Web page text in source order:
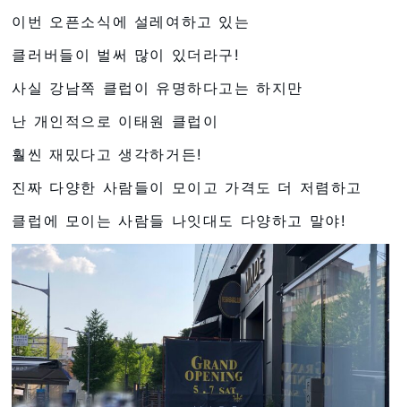
이번 오픈소식에 설레여하고 있는
클러버들이 벌써 많이 있더라구!
사실 강남쪽 클럽이 유명하다고는 하지만
난 개인적으로 이태원 클럽이
훨씬 재밌다고 생각하거든!
진짜 다양한 사람들이 모이고 가격도 더 저렴하고
클럽에 모이는 사람들 나잇대도 다양하고 말야!